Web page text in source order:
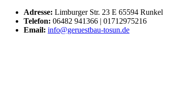
Adresse: Limburger Str. 23 E 65594 Runkel
Telefon: 06482 941366 | 01712975216
Email: info@geruestbau-tosun.de